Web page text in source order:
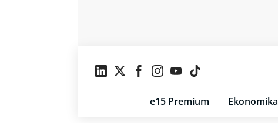
e15 Premium Ekonomika